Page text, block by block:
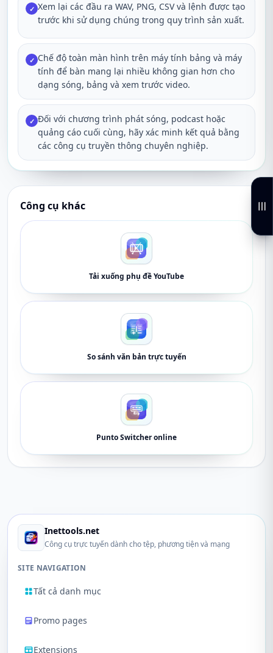
✓ Xem lại các đầu ra WAV, PNG, CSV và lệnh được tạo
trước khi sử dụng chúng trong quy trình sản xuất.
✓ Chế độ toàn màn hình trên máy tính bảng và máy
tính để bàn mang lại nhiều không gian hơn cho
dạng sóng, bảng và xem trước video.
✓ Đối với chương trình phát sóng, podcast hoặc
quảng cáo cuối cùng, hãy xác minh kết quả bằng
các công cụ truyền thông chuyên nghiệp.
Công cụ khác
Tải xuống phụ đề YouTube
So sánh văn bản trực tuyến
Punto Switcher online
Inettools.net
Công cụ trực tuyến dành cho tệp, phương tiện và mạng
SITE NAVIGATION
Tất cả danh mục
Promo pages
Extensions